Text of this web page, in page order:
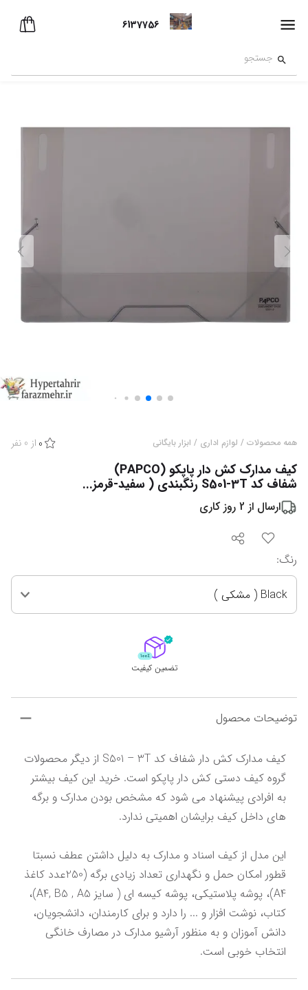
6137756
همه محصولات / لوازم اداری / ابزار بایگانی 0 از 0 نفر
کیف مدارک کش دار پاپکو (PAPCO)
شفاف کد S501-3T رنگبندی ( سفید-قرمز...
ارسال از 2 روز کاری
رنگ:
Black ( مشکی )
تضمین کیفیت
توضیحات محصول
انتخاب خوبی است.